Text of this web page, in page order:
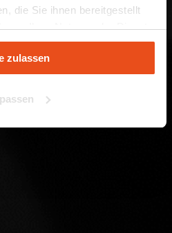
die Sie ihnen bereitgestellt
Ihrer Nutzung der Dienste
zulassen